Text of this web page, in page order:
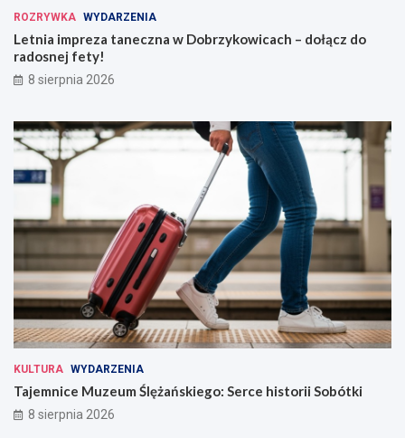
ROZRYWKA WYDARZENIA
Letnia impreza taneczna w Dobrzykowicach – dołącz do
radosnej fety!
8 sierpnia 2026
KULTURA WYDARZENIA
Tajemnice Muzeum Ślężańskiego: Serce historii Sobótki
8 sierpnia 2026